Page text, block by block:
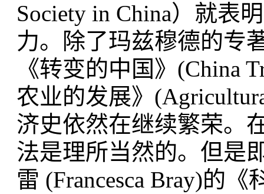
Society in China）就表
力。除了玛兹穆德的专
《转变的中国》(China
农业的发展》
济史依然在继续繁荣。
法是理所当然的。但是
雷 (Francesca Bray)的